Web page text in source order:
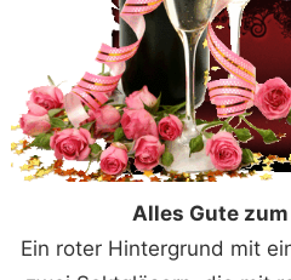
Alles Gute
Ein roter Hintergrund mit